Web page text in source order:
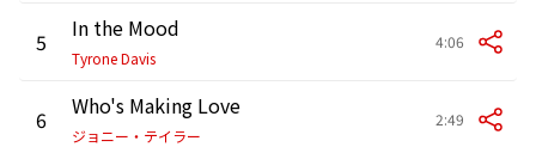
5 In the Mood
Tyrone Davis
4:06
6 Who's Making Love
ジョニー・テイラー
2:49